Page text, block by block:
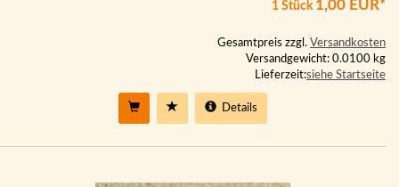
1 Stück 1,00 EUR*
Gesamtpreis zzgl. Versandkosten
Versandgewicht: 0.0100 kg
Lieferzeit:siehe Startseite
Details